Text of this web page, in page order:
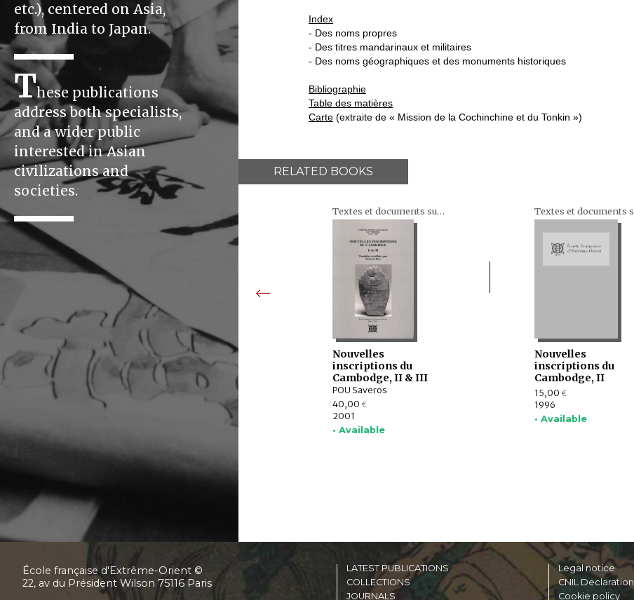
etc.), centered on Asia,
from India to Japan.
These publications
address both specialists,
and a wider public
interested in Asian
civilizations and
societies.
Index
- Des noms propres
- Des titres mandarinaux et militaires
- Des noms géographiques et des monuments historiques
Bibliographie
Table des matières
Carte (extraite de « Mission de la Cochinchine et du Tonkin »)
RELATED BOOKS
Textes et documents sur l'Indochine
Nouvelles
inscriptions du
Cambodge, II & III
POU Saveros
40,00 €
2001
• Available
Nouvelles
inscriptions du
Cambodge, II
15,00 €
1996
• Available
École française d'Extrême-Orient ©
22, av du Président Wilson 75116 Paris
LATEST PUBLICATIONS
COLLECTIONS
JOURNALS
Legal notice
CNIL Declaration
Cookie policy